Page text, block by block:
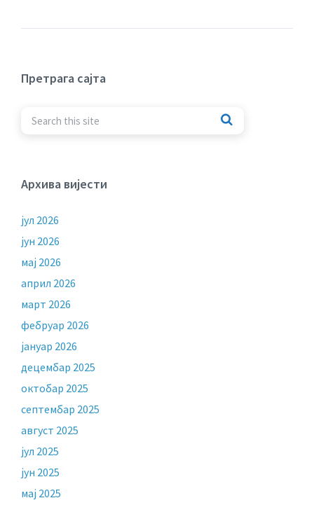
Претрага сајта
Архива вијести
јул 2026
јун 2026
мај 2026
април 2026
март 2026
фебруар 2026
јануар 2026
децембар 2025
октобар 2025
септембар 2025
август 2025
јул 2025
јун 2025
мај 2025